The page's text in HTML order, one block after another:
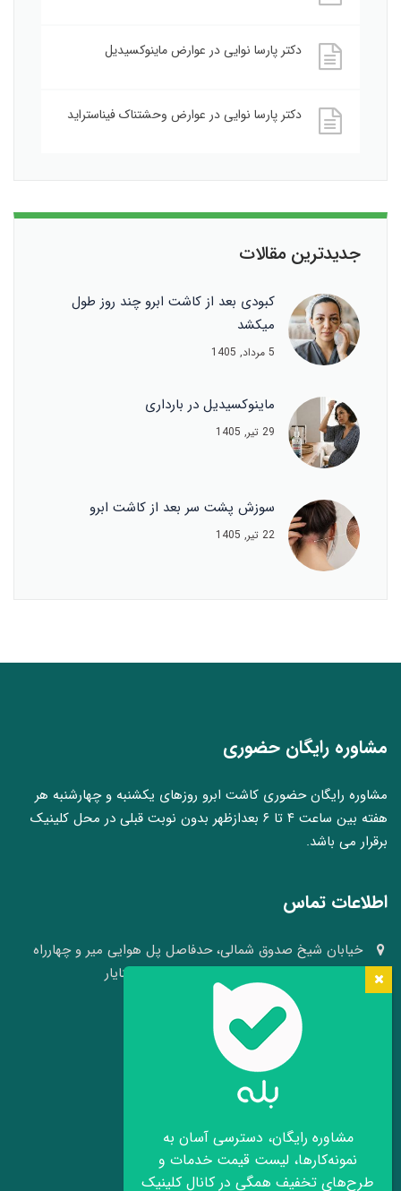
دکتر پارسا نواییدر عوارض ماینوکسیدیل
دکتر پارسا نواییدر عوارض وحشتناک فیناستراید
جدیدترین مقالات
کبودی بعد از کاشت ابرو چند روز طول
میکشد
5 مرداد, 1405
ماینوکسیدیل در بارداری
29 تیر, 1405
سوزش پشت سر بعد از کاشت ابرو
22 تیر, 1405
مشاوره رایگان حضوری
مشاوره رایگان حضوری کاشت ابرو روزهای یکشنبه و چهارشنبه هر
هفته بین ساعت ۴ تا ۶ بعدازظهر بدون نوبت قبلی در محل کلینیک
برقرار می باشد.
اطلاعات تماس
خیابان شیخ صدوق شمالی، حدفاصل پل هوایی میر و چهارراه
وکلا، نبش کوچه ۴۱، کلینیک پوست و مو سینایار
info[at]hairheadface.com
موقعیت کلینیک روی نقشه
مشاوره رایگان، دسترسی آسان به
نمونه‌کارها، لیست قیمت خدمات و
طرح‌های تخفیف همگی در کانال کلینیک